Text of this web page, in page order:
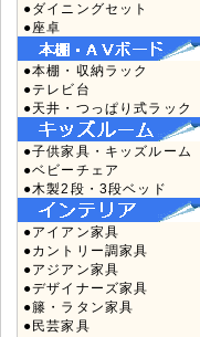
●ダイニングセット
●座卓
●本棚・収納ラック
●テレビ台
●天井・つっぱり式ラック
●子供家具・キッズルーム
●ベビーチェア
●木製2段・3段ベッド
●アイアン家具
●カントリー調家具
●アジアン家具
●デザイナーズ家具
●籐・ラタン家具
●民芸家具